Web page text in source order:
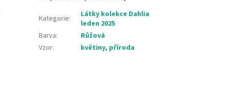
Kategorie:
Látky kolekce Dahlia
leden 2025
Barva:
Růžová
Vzor: květiny, příroda